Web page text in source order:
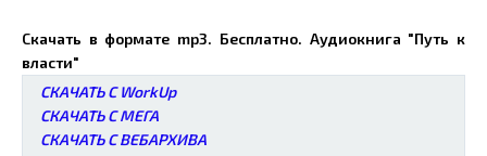
Скачать в формате mp3. Бесплатно. Аудиокнига "Путь к
власти"
СКАЧАТЬ С WorkUp
СКАЧАТЬ С МЕГА
СКАЧАТЬ С ВЕБАРХИВА